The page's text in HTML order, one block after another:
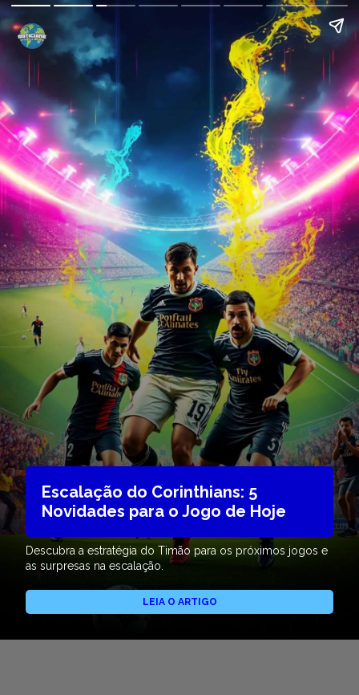
Escalação do Corinthians: 5
Novidades para o Jogo de Hoje
Descubra a estratégia do Timão para os próximos jogos e
as surpresas na escalação.
LEIA O ARTIGO